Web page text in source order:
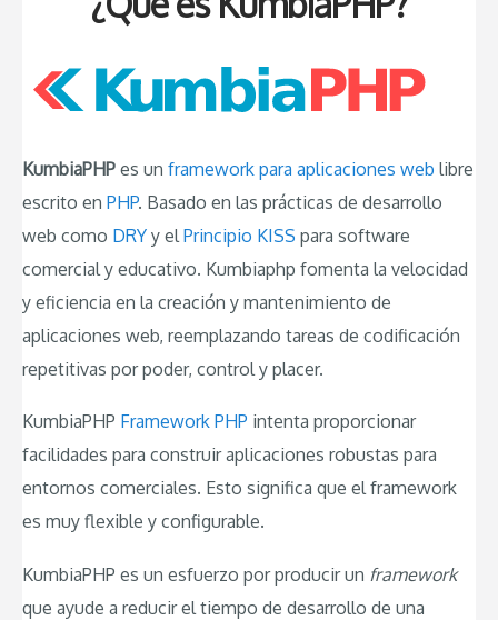
KumbiaPHP es un framework para aplicaciones web libre
escrito en PHP. Basado en las prácticas de desarrollo
web como DRY y el Principio KISS para software
comercial y educativo. Kumbiaphp fomenta la velocidad
y eficiencia en la creación y mantenimiento de
aplicaciones web, reemplazando tareas de codificación
repetitivas por poder, control y placer.
KumbiaPHP Framework PHP intenta proporcionar
facilidades para construir aplicaciones robustas para
entornos comerciales. Esto significa que el framework
es muy flexible y configurable.
KumbiaPHP es un esfuerzo por producir un framework
que ayude a reducir el tiempo de desarrollo de una